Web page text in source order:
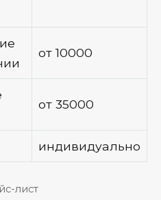
от 10000
от 35000
индивидуально
лист